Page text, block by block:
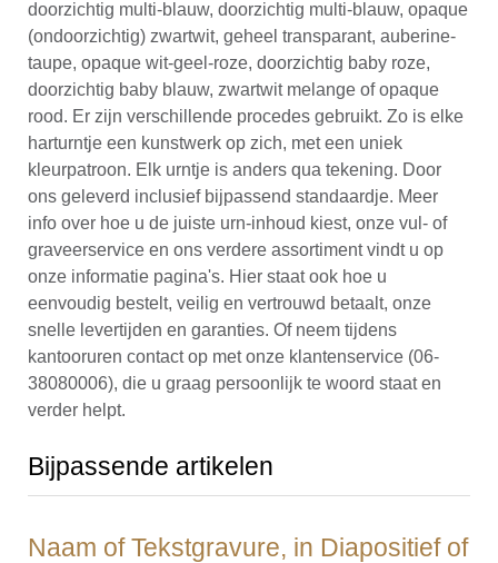
doorzichtig multi-blauw, doorzichtig multi-blauw, opaque
(ondoorzichtig) zwartwit, geheel transparant, auberine-
taupe, opaque wit-geel-roze, doorzichtig baby roze,
doorzichtig baby blauw, zwartwit melange of opaque
rood. Er zijn verschillende procedes gebruikt. Zo is elke
harturntje een kunstwerk op zich, met een uniek
kleurpatroon. Elk urntje is anders qua tekening. Door
ons geleverd inclusief bijpassend standaardje. Meer
info over hoe u de juiste urn-inhoud kiest, onze vul- of
graveerservice en ons verdere assortiment vindt u op
onze informatie pagina's. Hier staat ook hoe u
eenvoudig bestelt, veilig en vertrouwd betaalt, onze
snelle levertijden en garanties. Of neem tijdens
kantooruren contact op met onze klantenservice (06-
38080006), die u graag persoonlijk te woord staat en
verder helpt.
Bijpassende artikelen
Naam of Tekstgravure, in Diapositief of